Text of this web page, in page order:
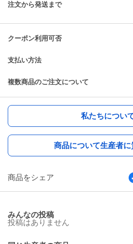
注文から発送まで
クーポン利用可否
支払い方法
複数商品のご注文について
私たちについ
商品について生産者に
商品をシェア
みんなの投稿
投稿はありません